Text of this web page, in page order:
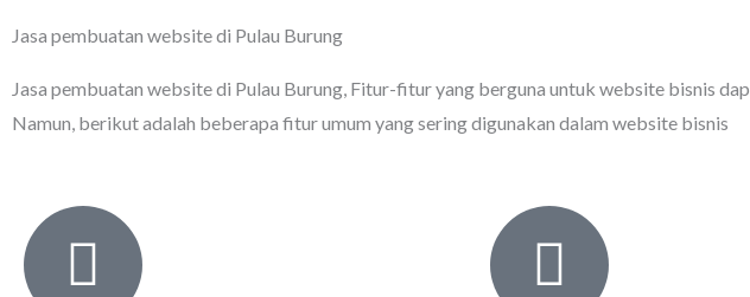
Jasa pembuatan website di Pulau Burung
Jasa pembuatan website di Pulau Burung, Fitur-fitur yang berguna untuk website bisnis
Namun, berikut adalah beberapa fitur umum yang sering digunakan dalam website bisnis